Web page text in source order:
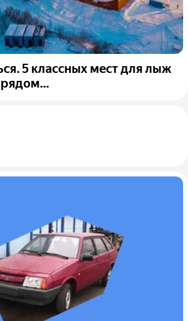
5 классных мест для лыж